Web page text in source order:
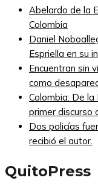
Abelardo de la
Colombia
Daniel
Espriella en su
Encuentran sin
como
Colombia: De
primer discurso
Dos policías
recibió el autor.
QuitoPress